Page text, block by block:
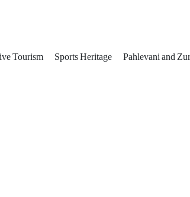
Tourism Sports Heritage Pahlevani and